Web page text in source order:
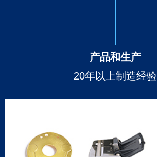
产品和生产
20年以上制造经验